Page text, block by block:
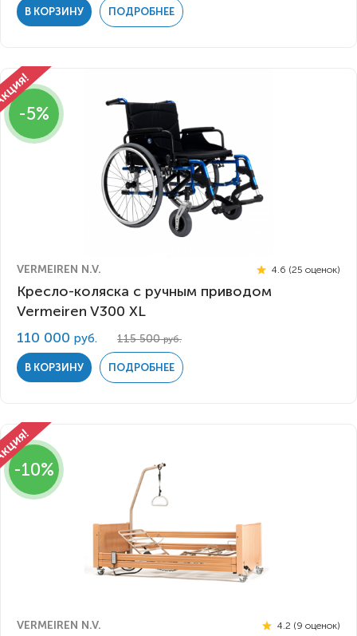
В КОРЗИНУ ПОДРОБНЕЕ
-5%
VERMEIREN N.V. 4.6 (25 оценок)
Кресло-коляска с ручным приводом
Vermeiren V300 XL
110 000 руб. 115 500руб.
В КОРЗИНУ ПОДРОБНЕЕ
-10%
VERMEIREN N.V. 4.2 (9 оценок)